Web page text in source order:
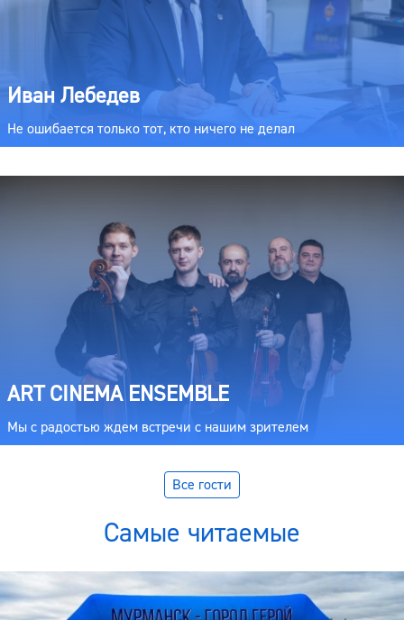
Иван Лебедев
Не ошибается только тот, кто ничего не делал
ART CINEMA ENSEMBLE
Мы с радостью ждем встречи с нашим зрителем
Все гости
Самые читаемые